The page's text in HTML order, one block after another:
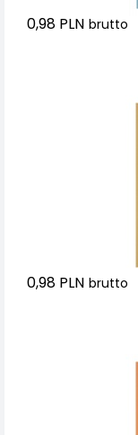
0,98 PLN brutto
0,98 PLN brutto